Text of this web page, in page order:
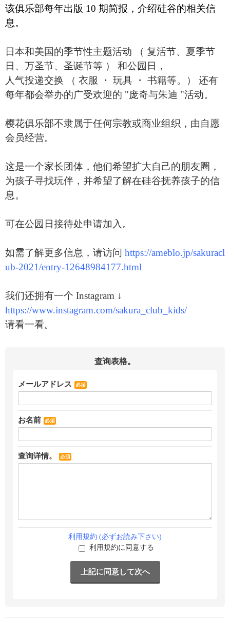
该俱乐部每年出版 10 期简报，介绍硅谷的相关信
息。
日本和美国的季节性主题活动 （ 复活节、夏季节
日、万圣节、圣诞节等 ） 和公园日，
人气投递交换 （ 衣服 ・ 玩具 ・ 书籍等。） 还有
每年都会举办的广受欢迎的 "庞奇与朱迪 "活动。
樱花俱乐部不隶属于任何宗教或商业组织，由自愿
会员经营。
这是一个家长团体，他们希望扩大自己的朋友圈，
为孩子寻找玩伴，并希望了解在硅谷抚养孩子的信
息。
可在公园日接待处申请加入。
如需了解更多信息，请访问 https://ameblo.jp/sakuracl
ub-2021/entry-12648984177.html
我们还拥有一个 Instagram ↓
https://www.instagram.com/sakura_club_kids/
请看一看。
查询表格。
メールアドレス 必須
お名前 必須
查询详情。 必須
利用規約 (必ずお読み下さい)
利用規約に同意する